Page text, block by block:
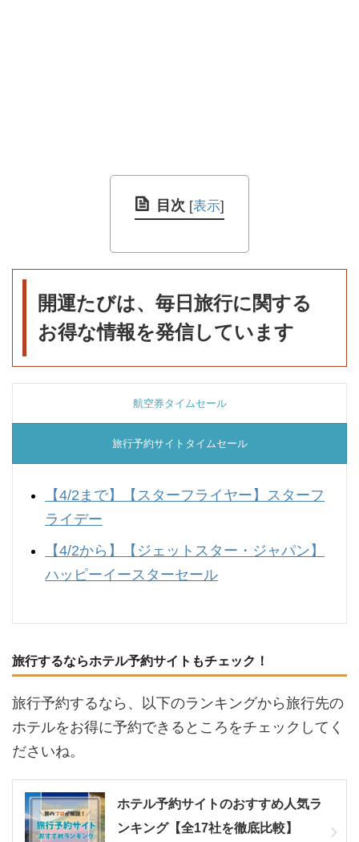
目次 [表示]
開運たびは、毎日旅行に関する
お得な情報を発信しています
航空券タイムセール
旅行予約サイトタイムセール
【4/2まで】
【スターフライヤー】スターフ
ライデー
【4/2から】
【ジェットスター・ジャパン】
ハッピーイースターセール
旅行するならホテル予約サイトもチェック！
旅行予約するなら、以下のランキングから旅行先の
ホテルをお得に予約できるところをチェックしてく
ださいね。
ホテル予約サイトのおすすめ人気ラ
ンキング【全17社を徹底比較】